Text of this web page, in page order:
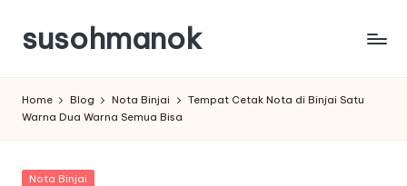
Skip
content
susohmanok
Home Blog Nota Binjai
Tempat Cetak Nota di Binjai Satu
Warna Dua Warna Semua Bisa
Posted
Nota Binjai